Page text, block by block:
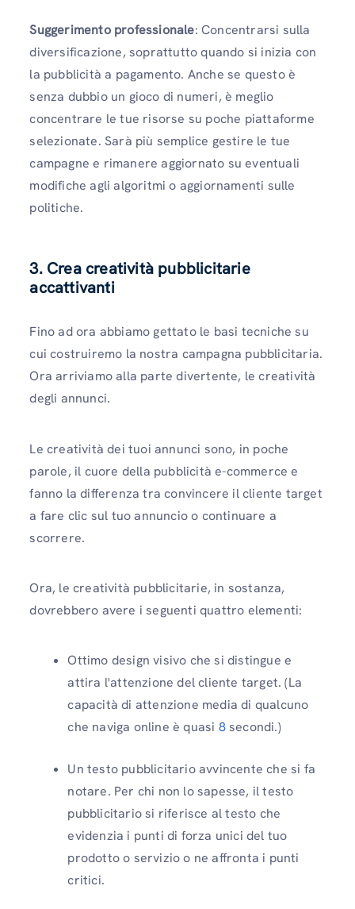
Suggerimento professionale: Concentrarsi sulla
diversificazione, soprattutto quando si inizia con
la pubblicità a pagamento. Anche se questo è
senza dubbio un gioco di numeri, è meglio
concentrare le tue risorse su poche piattaforme
selezionate. Sarà più semplice gestire le tue
campagne e rimanere aggiornato su eventuali
modifiche agli algoritmi o aggiornamenti sulle
politiche.
3. Crea creatività pubblicitarie
accattivanti
Fino ad ora abbiamo gettato le basi tecniche su
cui costruiremo la nostra campagna pubblicitaria.
Ora arriviamo alla parte divertente, le creatività
degli annunci.
Le creatività dei tuoi annunci sono, in poche
parole, il cuore della pubblicità e-commerce e
fanno la differenza tra convincere il cliente target
a fare clic sul tuo annuncio o continuare a
scorrere.
Ora, le creatività pubblicitarie, in sostanza,
dovrebbero avere i seguenti quattro elementi:
Ottimo design visivo che si distingue e
attira l'attenzione del cliente target. (La
capacità di attenzione media di qualcuno
che naviga online è quasi 8secondi.)
Un testo pubblicitario avvincente che si fa
notare. Per chi non lo sapesse, il testo
pubblicitario si riferisce al testo che
evidenzia i punti di forza unici del tuo
prodotto o servizio o ne affronta i punti
critici.